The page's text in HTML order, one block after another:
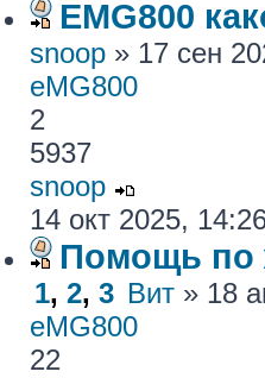
EMG800
snoop » 17 сен
eMG800
2
5937
snoop
14 окт 2025,
Помощь по
1, 2, 3 Вит » 18
eMG800
22